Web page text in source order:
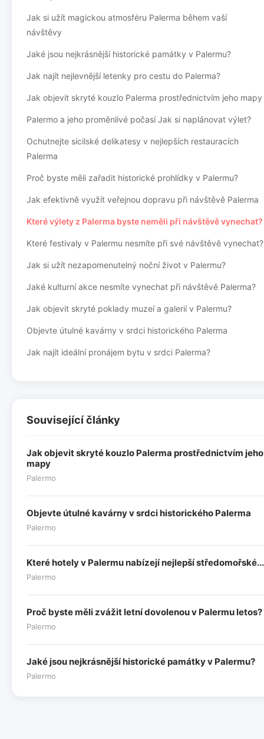
Jak si užít magickou atmosféru Palerma během vaší
návštěvy
Jaké jsou nejkrásnější historické památky v Palermu?
Jak najít nejlevnější letenky pro cestu do Palerma?
Jak objevit skryté kouzlo Palerma prostřednictvím jeho mapy
Palermo a jeho proměnlivé počasí Jak si naplánovat výlet?
Ochutnejte sicilské delikatesy v nejlepších restauracích
Palerma
Proč byste měli zařadit historické prohlídky v Palermu?
Jak efektivně využít veřejnou dopravu při návštěvě Palerma
Které výlety z Palerma byste neměli při návštěvě vynechat?
Které festivaly v Palermu nesmíte při své návštěvě vynechat?
Jak si užít nezapomenutelný noční život v Palermu?
Jaké kulturní akce nesmíte vynechat při návštěvě Palerma?
Jak objevit skryté poklady muzeí a galerií v Palermu?
Objevte útulné kavárny v srdci historického Palerma
Jak najít ideální pronájem bytu v srdci Palerma?
Související články
Jak objevit skryté kouzlo Palerma prostřednictvím jeho
mapy
Palermo
Objevte útulné kavárny v srdci historického Palerma
Palermo
Které hotely v Palermu nabízejí nejlepší středomořské...
Palermo
Proč byste měli zvážit letní dovolenou v Palermu letos?
Palermo
Jaké jsou nejkrásnější historické památky v Palermu?
Palermo